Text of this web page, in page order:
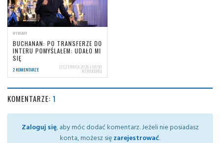
WYWIADY
BUCHANAN: PO TRANSFERZE DO
INTERU POMYŚLAŁEM: UDAŁO MI
SIĘ
2 KOMENTARZE 12 CZERWCA 2026 | 06:50
NERIOCORSI
KOMENTARZE: 1
Zaloguj się, aby móc dodać komentarz. Jeżeli nie posiadasz
konta, możesz sięzarejestrować.